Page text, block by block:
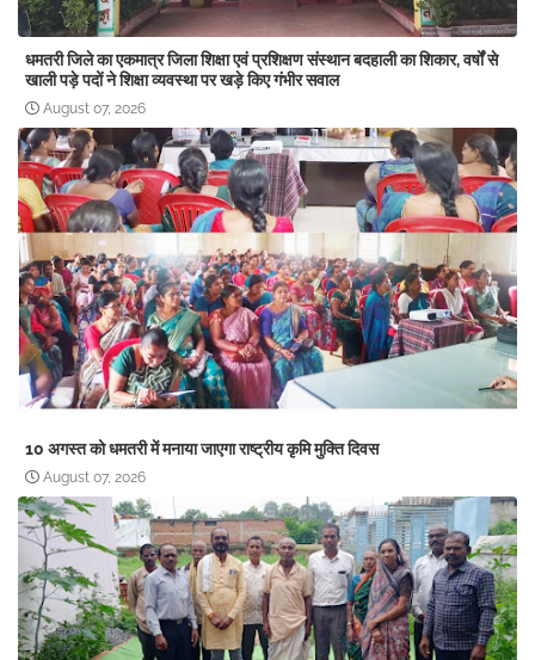
धमतरी जिले का एकमात्र जिला शिक्षा एवं प्रशिक्षण संस्थान बदहाली का शिकार, वर्षों से
खाली पड़े पदों ने शिक्षा व्यवस्था पर खड़े किए गंभीर सवाल
August 07, 2026
10 अगस्त को धमतरी में मनाया जाएगा राष्ट्रीय कृमि मुक्ति दिवस
August 07, 2026